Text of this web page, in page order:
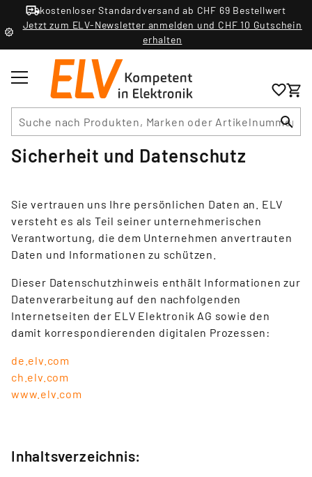
kostenloser Standardversand ab CHF 69 Bestellwert
Jetzt zum ELV-Newsletter anmelden und CHF 10 Gutschein
erhalten
Sicherheit und Datenschutz
Sie vertrauen uns Ihre persönlichen Daten an. ELV
versteht es als Teil seiner unternehmerischen
Verantwortung, die dem Unternehmen anvertrauten
Daten und Informationen zu schützen.
Dieser Datenschutzhinweis enthält Informationen zur
Datenverarbeitung auf den nachfolgenden
Internetseiten der ELV Elektronik AG sowie den
damit korrespondierenden digitalen Prozessen:
de.elv.com
ch.elv.com
www.elv.com
Inhaltsverzeichnis: